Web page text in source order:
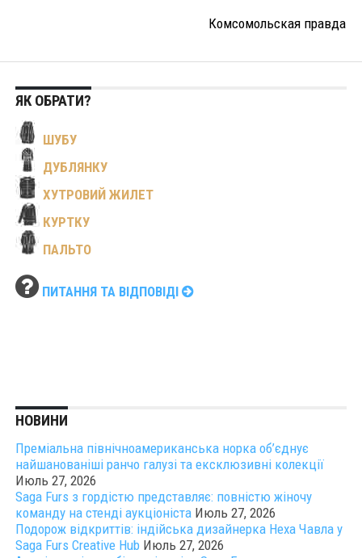
Комсомольская правда
ЯК ОБРАТИ?
ШУБУ
ДУБЛЯНКУ
ХУТРОВИЙ ЖИЛЕТ
КУРТКУ
ПАЛЬТО
ПИТАННЯ ТА ВІДПОВІДІ
НОВИНИ
Преміальна північноамериканська норка об’єднує
найшанованіші ранчо галузі та ексклюзивні колекції
Июль 27, 2026
Saga Furs з гордістю представляє: повністю жіночу
команду на стенді аукціоніста Июль 27, 2026
Подорож відкриттів: індійська дизайнерка Неха Чавла у
Saga Furs Creative Hub Июль 27, 2026